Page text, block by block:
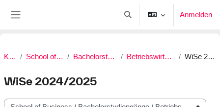
Sucheingabe umschalten
Anmelden
Kurse School of Business Bachelorstudiengänge Betriebswirtschaft (B.A.) WiSe 2024/2025
WiSe 2024/2025